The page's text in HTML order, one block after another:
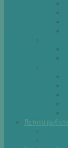
Летняя